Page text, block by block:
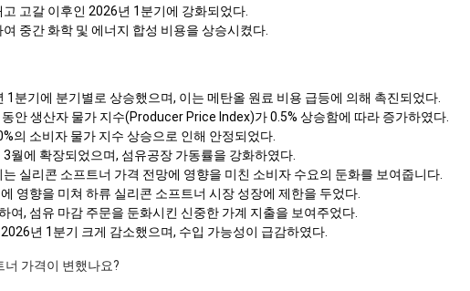
고갈 이후인 2026년 1분기에 강화되었다.
중간 화학 및 에너지 합성 비용을 상승시켰다.
분기에 분기별로 상승했으며, 이는 메탄올 원료 비용 급등에 의해 촉진되었다.
안 생산자 물가 지수(Producer Price Index)가 0.5% 상승함에 따라 증가하였다.
의 소비자 물가 지수 상승으로 인해 안정되었다.
월에 확장되었으며, 섬유공장 가동률을 강화하였다.
실리콘 소프트너 가격 전망에 영향을 미친 소비자 수요의 둔화를 보여줍니다.
영향을 미쳐 하류 실리콘 소프트너 시장 성장에 제한을 두었다.
여, 섬유 마감 주문을 둔화시킨 신중한 가계 지출을 보여주었다.
년 1분기 크게 감소했으며, 수입 가능성이 급감하였다.
너 가격이 변했나요?